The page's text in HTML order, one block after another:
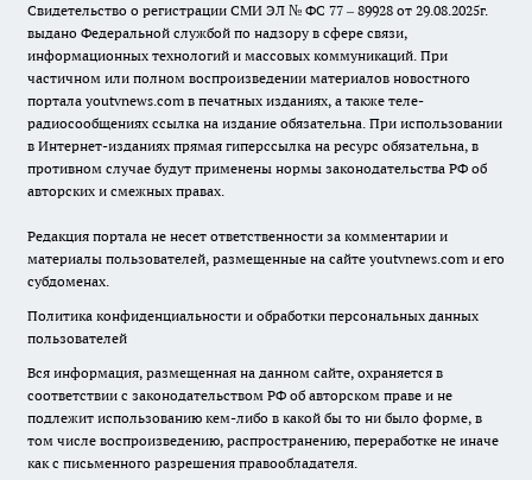
Свидетельство о регистрации СМИ ЭЛ № ФС 77 – 89928 от 29.08.2025г.
выдано Федеральной службой по надзору в сфере связи,
информационных технологий и массовых коммуникаций. При
частичном или полном воспроизведении материалов новостного
портала youtvnews.com в печатных изданиях, а также теле-
радиосообщениях ссылка на издание обязательна. При использовании
в Интернет-изданиях прямая гиперссылка на ресурс обязательна, в
противном случае будут применены нормы законодательства РФ об
авторских и смежных правах.
Редакция портала не несет ответственности за комментарии и
материалы пользователей, размещенные на сайте youtvnews.com и его
субдоменах.
Политика конфиденциальности и обработки персональных данных
пользователей
Вся информация, размещенная на данном сайте, охраняется в
соответствии с законодательством РФ об авторском праве и не
подлежит использованию кем-либо в какой бы то ни было форме, в
том числе воспроизведению, распространению, переработке не иначе
как с письменного разрешения правообладателя.